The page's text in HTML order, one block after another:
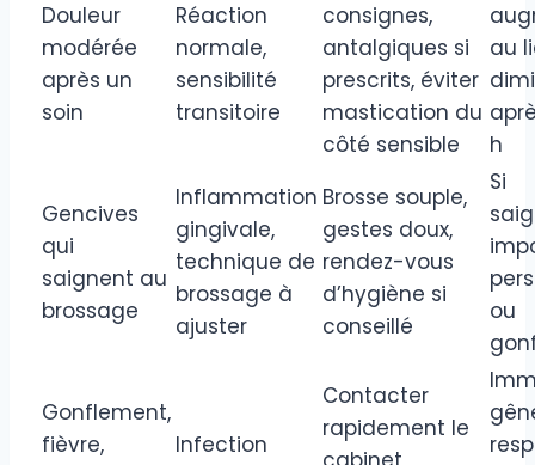
Douleur
modérée
après un
soin
Réaction
normale,
sensibilité
transitoire
consignes,
antalgiques si
prescrits, éviter
mastication du
côté sensible
au
h
Gencives
qui
saignent au
brossage
Inflammation
gingivale,
technique de
brossage à
ajuster
Brosse souple,
gestes doux,
rendez-vous
d’hygiène si
conseillé
Si
ou
Gonflement,
fièvre,
Infection
Contacter
rapidement le